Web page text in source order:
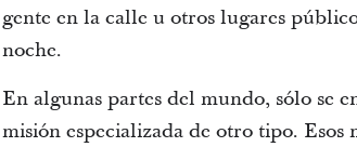
gente en la calle u otros lugares
noche.
En algunas partes del mundo, sólo se
misión especializada de otro tipo. Esos